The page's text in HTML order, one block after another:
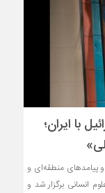
با ایران؛
پیامدهای منطقه‌ای و
انسانی برگزار شد و